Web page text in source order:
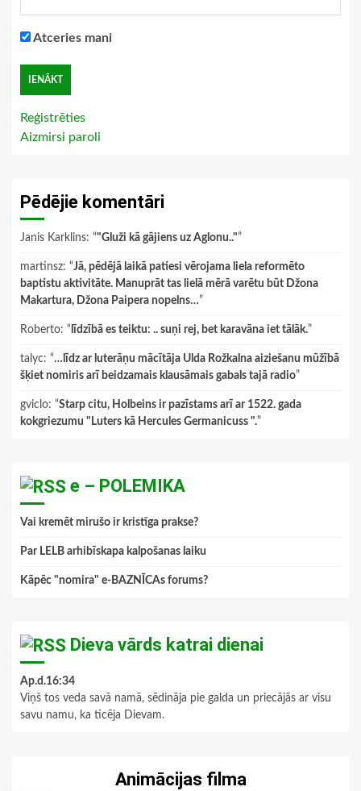
Atceries mani
Reģistrēties
Aizmirsi paroli
Pēdējie komentāri
Janis Karklins: “"Gluži kā gājiens uz Aglonu.."”
martinsz: “Jā, pēdējā laikā patiesi vērojama liela reformēto
baptistu aktivitāte. Manuprāt tas lielā mērā varētu būt Džona
Makartura, Džona Paipera nopelns…”
Roberto: “ līdzībā es teiktu: .. suņi rej, bet karavāna iet tālāk.”
talyc: “…līdz ar luterāņu mācītāja Ulda Rožkalna aiziešanu mūžībā
šķiet nomiris arī beidzamais klausāmais gabals tajā radio”
gviclo: “Starp citu, Holbeins ir pazīstams arī ar 1522. gada
kokgriezumu "Luters kā Hercules Germanicuss ".”
e – POLEMIKA
Vai kremēt mirušo ir kristīga prakse?
Par LELB arhibīskapa kalpošanas laiku
Kāpēc "nomira" e-BAZNĪCAs forums?
Dieva vārds katrai dienai
Ap.d.16:34
Viņš tos veda savā namā, sēdināja pie galda un priecājās ar visu
savu namu, ka ticēja Dievam.
Animācijas filma